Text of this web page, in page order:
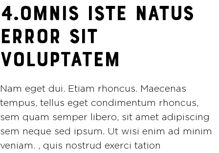
4.OMNIS ISTE NATUS
ERROR SIT
VOLUPTATEM
Nam eget dui. Etiam rhoncus. Maecenas
tempus, tellus eget condimentum rhoncus,
sem quam semper libero, sit amet adipiscing
sem neque sed ipsum. Ut wisi enim ad minim
veniam. , quis nostrud exerci tation